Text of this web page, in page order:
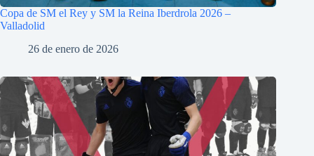
Copa de SM el Rey y SM la Reina Iberdrola 2026 –
Valladolid
26 de enero de 2026